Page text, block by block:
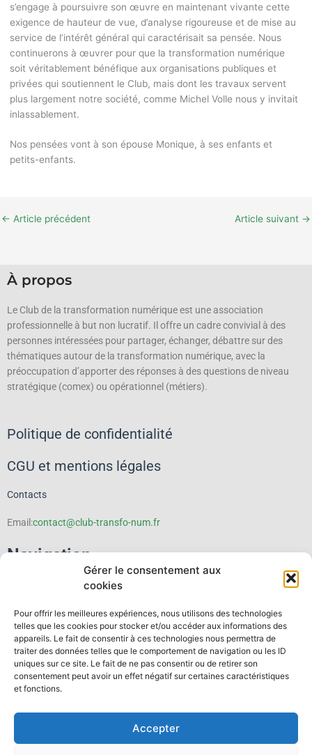
Gérer le consentement aux
cookies
Pour offrir les meilleures expériences, nous utilisons des technologies
telles que les cookies pour stocker et/ou accéder aux informations des
appareils. Le fait de consentir à ces technologies nous permettra de
traiter des données telles que le comportement de navigation ou les ID
uniques sur ce site. Le fait de ne pas consentir ou de retirer son
consentement peut avoir un effet négatif sur certaines caractéristiques
et fonctions.
Accepter
s’engage à poursuivre son œuvre en maintenant vivante cette
exigence de hauteur de vue, d’analyse rigoureuse et de mise au
service de l’intérêt général qui caractérisait sa pensée. Nous
continuerons à œuvrer pour que la transformation numérique
soit véritablement bénéfique aux organisations publiques et
privées qui soutiennent le Club, mais dont les travaux servent
plus largement notre société, comme Michel Volle nous y invitait
inlassablement.​
Nos pensées vont à son épouse Monique, à ses enfants et
petits-enfants.
← Article précédent Article suivant →
À propos
Le Club de la transformation numérique est une association
professionnelle à but non lucratif. Il offre un cadre convivial à des
personnes intéressées pour partager, échanger, débattre sur des
thématiques autour de la transformation numérique, avec la
préoccupation d’apporter des réponses à des questions de niveau
stratégique (comex) ou opérationnel (métiers).
Politique de confidentialité
CGU et mentions légales
Contacts
Email:contact@club-transfo-num.fr
Navigation
Événements
Thematiques
Publications
Espace membre
Contact